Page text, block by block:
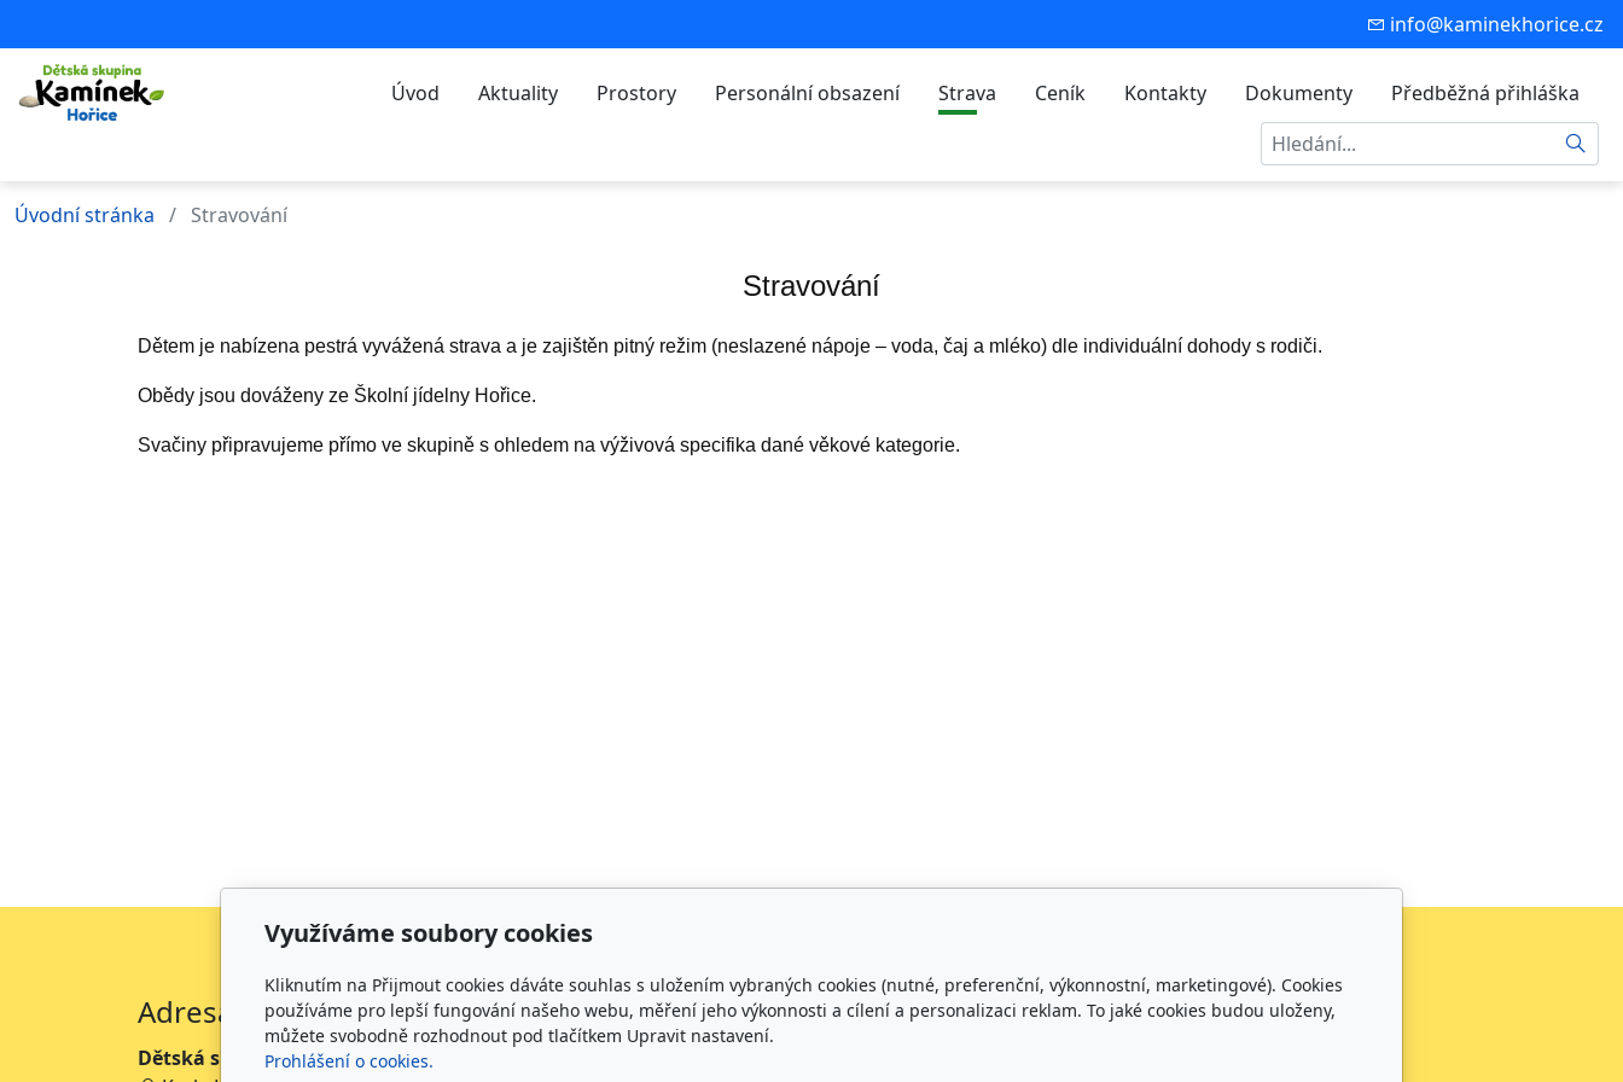
info@kaminekhorice.cz
Úvod Aktuality Prostory Personální obsazení Strava Ceník Kontakty Dokumenty
Předběžná přihláška
Hledat
Úvodní stránka Stravování
Stravování
Dětem je nabízena pestrá vyvážená strava a je zajištěn pitný režim (neslazené nápoje – voda, čaj a mléko) dle individuální dohody s rodiči.
Obědy jsou dováženy ze Školní jídelny Hořice.
Svačiny připravujeme přímo ve skupině s ohledem na výživová specifika dané věkové kategorie.
Adresa
Dětská skupina Kamínek Hořice
Kontakt Provozní doba
Využíváme soubory cookies
Kliknutím na Přijmout cookies dáváte souhlas s uložením vybraných cookies (nutné, preferenční, výkonnostní, marketingové). Cookies
používáme pro lepší fungování našeho webu, měření jeho výkonnosti a cílení a personalizaci reklam. To jaké cookies budou uloženy,
můžete svobodně rozhodnout pod tlačítkem Upravit nastavení.
Prohlášení o cookies.